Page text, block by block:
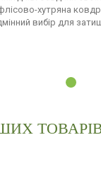
хутряна
вибір для